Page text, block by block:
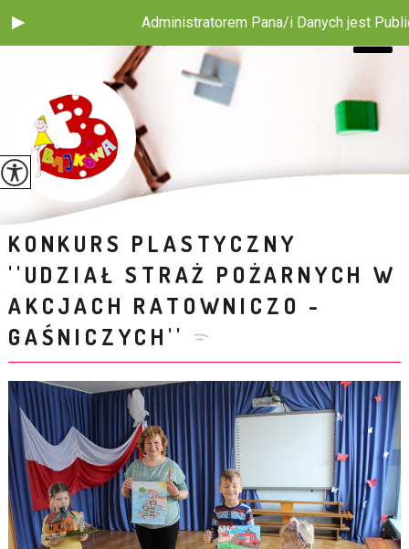
Administratorem Pana/i Danych jest Publiczne
KONKURS PLASTYCZNY
''UDZIAŁ STRAŻ POŻARNYCH W
AKCJACH RATOWNICZO -
GAŚNICZYCH''